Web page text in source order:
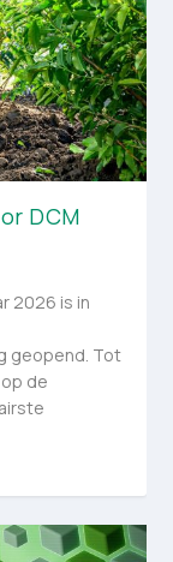
DCM
2026 is in
geopend. Tot
de